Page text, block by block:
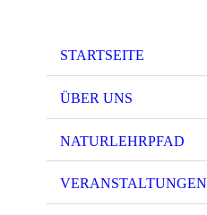
STARTSEITE
ÜBER UNS
NATURLEHRPFAD
VERANSTALTUNGEN